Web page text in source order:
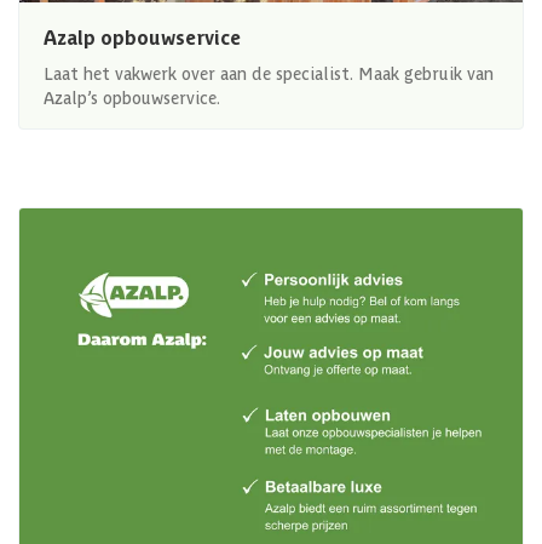
Azalp opbouwservice
Laat het vakwerk over aan de specialist. Maak gebruik van
Azalp’s opbouwservice.